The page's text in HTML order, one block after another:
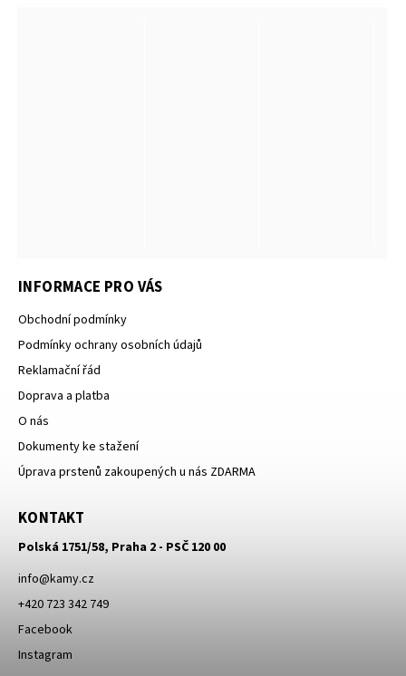
INFORMACE PRO VÁS
Obchodní podmínky
Podmínky ochrany osobních údajů
Reklamační řád
Doprava a platba
O nás
Dokumenty ke stažení
Úprava prstenů zakoupených u nás ZDARMA
KONTAKT
Polská 1751/58, Praha 2 - PSČ 120 00
info@kamy.cz
+420 723 342 749
Facebook
Instagram